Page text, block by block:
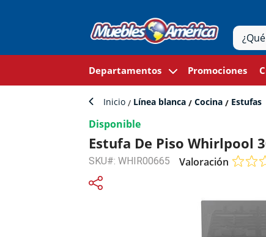
Departamentos Promociones
Inicio Línea blanca Cocina Estufas
Disponible
Estufa De Piso Whirlpool
SKU#: WHIR00665 Valoración